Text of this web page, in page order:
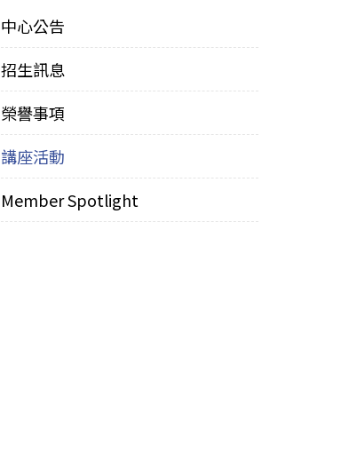
中心公告
招生訊息
榮譽事項
講座活動
Member Spotlight